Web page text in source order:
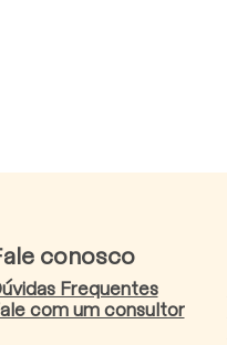
conosco
Frequentes
com um consultor